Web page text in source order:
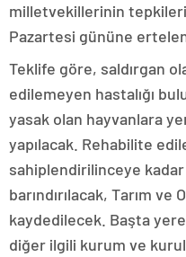
milletvekillerinin
Pazartesi gününe
Teklife göre, saldırgan
edilemeyen hastalığı
yasak olan hayvanlara
yapılacak. Rehabilite
sahiplendirilinceye
barındırılacak, Tarım
kaydedilecek. Başta
diğer ilgili kurum ve